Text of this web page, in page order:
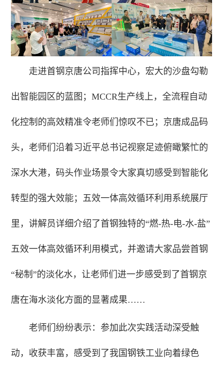
走进首钢京唐公司指挥中心，宏大的沙盘勾勒
出智能园区的蓝图；MCCR生产线上，全流程自动
化控制的高效精准令老师们惊叹不已；京唐成品码
头，老师们沿着习近平总书记视察足迹俯瞰繁忙的
深水大港，码头作业场景令大家真切感受到智能化
转型的强大效能；五效一体高效循环利用系统展厅
里，讲解员详细介绍了首钢独特的“燃-热-电-水-盐”
五效一体高效循环利用模式，并邀请大家品尝首钢
“秘制”的淡化水，让老师们进一步感受到了首钢京
唐在海水淡化方面的显著成果……
老师们纷纷表示：参加此次实践活动深受触
动，收获丰富，感受到了我国钢铁工业向着绿色